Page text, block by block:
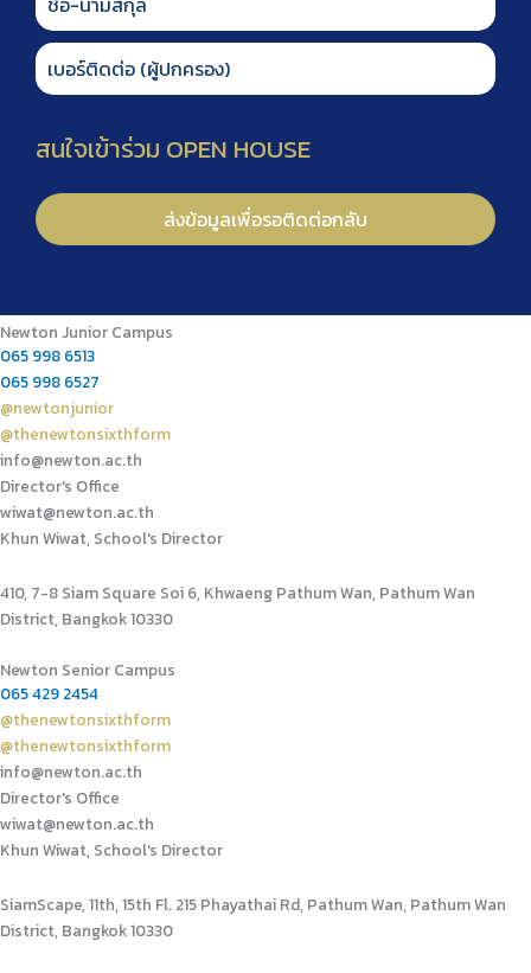
Newton Junior Campus
065 998 6513
065 998 6527
@newtonjunior
@thenewtonsixthform
info@newton.ac.th
Director's Office
wiwat@newton.ac.th
Khun Wiwat, School's Director
410, 7-8 Siam Square Soi 6, Khwaeng Pathum Wan, Pathum Wan
District, Bangkok 10330
Newton Senior Campus
065 429 2454
@thenewtonsixthform
@thenewtonsixthform
info@newton.ac.th
Director's Office
wiwat@newton.ac.th
Khun Wiwat, School's Director
SiamScape, 11th, 15th Fl. 215 Phayathai Rd, Pathum Wan, Pathum Wan
District, Bangkok 10330